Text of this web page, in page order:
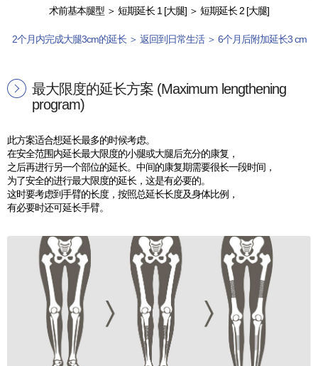
术前基本腿型 ＞ 短期延长 1 [大腿] ＞ 短期延长 2 [大腿]
2个月内完成大腿3cm的延长 ＞ 返回到日常生活 ＞ 6个月后附加延长3 cm
最大限度的延长方案 (Maximum lengthening
program)
此方案适合想延长最多的时候考虑。
在安全范围内延长最大限度的小腿或大腿后充分的康复，
之后再进行另一个部位的延长。中间的康复期需要很长一段时间，
为了安全的进行最大限度的延长，这是有必要的。
这时要考虑到手臂的长度，按照总延长长度及身体比例，
有必要时还可延长手臂。